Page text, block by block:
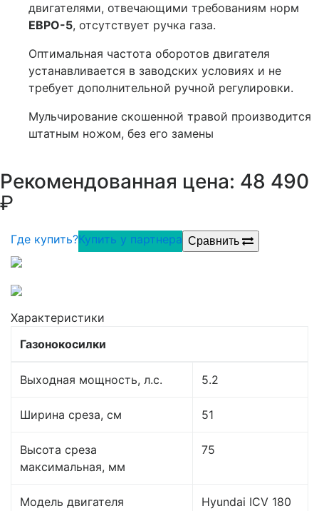
двигателями, отвечающими требованиям норм
ЕВРО-5, отсутствует ручка газа.
Оптимальная частота оборотов двигателя
устанавливается в заводских условиях и не
требует дополнительной ручной регулировки.
Мульчирование скошенной травой производится
штатным ножом, без его замены
Рекомендованная цена: 48 490
Где купить?Купить у партнера Сравнить
Характеристики
Газонокосилки
Выходная мощность, л.с. 5.2
Ширина среза, см 51
Высота среза
максимальная, мм
75
Модель двигателя
Hyundai ICV 180